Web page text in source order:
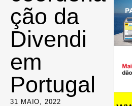
ção da
Divendi
em
Portugal
31 MAIO, 2022